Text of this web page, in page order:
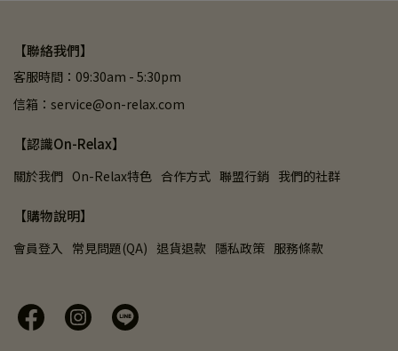
【聯絡我們】
客服時間：09:30am - 5:30pm
信箱：service@on-relax.com
【認識On-Relax】
關於我們 On-Relax特色 合作方式 聯盟行銷 我們的社群
【購物說明】
會員登入 常見問題(QA) 退貨退款 隱私政策 服務條款